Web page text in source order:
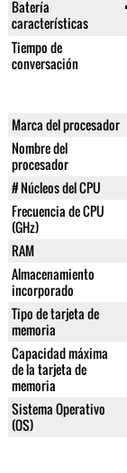
Batería
características
Tiempo de
conversación
Marca del procesador
Nombre del
procesador
# Núcleos del CPU
Frecuencia de CPU
(GHz)
RAM
Almacenamiento
incorporado
Tipo de tarjeta de
memoria
Capacidad máxima
de la tarjeta de
memoria
Sistema Operativo
(OS)